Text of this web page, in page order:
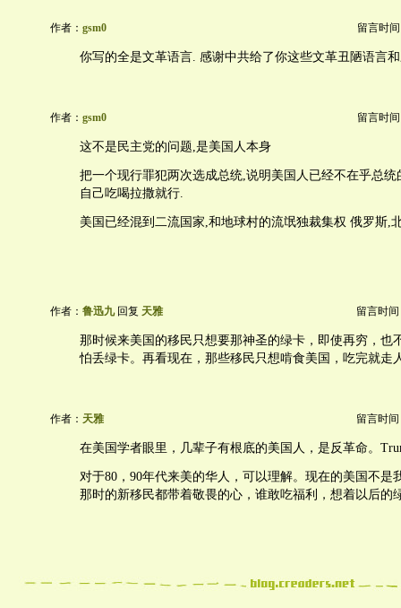
作者： gsm0 留言时间
你写的全是文革语言. 感谢中共给了你这些文革丑陋语言
作者： gsm0 留言时间
这不是民主党的问题,是美国人本身
把一个现行罪犯两次选成总统,说明美国人已经不在乎总统
自己吃喝拉撒就行.
美国已经混到二流国家,和地球村的流氓独裁集权 俄罗斯,
作者： 鲁迅九回复 天雅 留言时间
那时候来美国的移民只想要那神圣的绿卡，即使再穷，也
怕丢绿卡。再看现在，那些移民只想啃食美国，吃完就走
作者： 天雅 留言时间
在美国学者眼里，几辈子有根底的美国人，是反革命。
对于80，90年代来美的华人，可以理解。现在的美国不是
那时的新移民都带着敬畏的心，谁敢吃福利，想着以后的